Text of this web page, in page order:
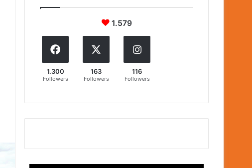
1.579
1.300
Followers
163
Followers
116
Followers